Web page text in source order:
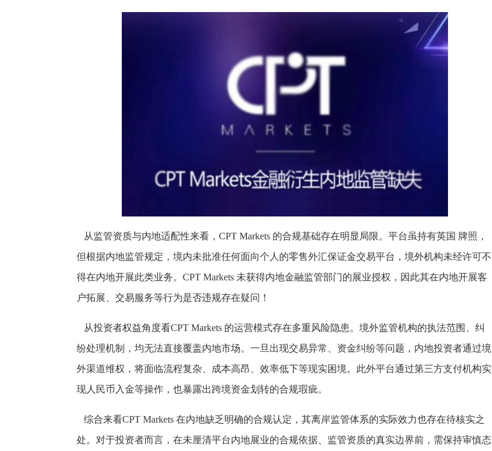
从监管资质与内地适配性来看，CPT Markets 的合规基础存在明显局限。平台虽持有英国 牌照，
但根据内地监管规定，境内未批准任何面向个人的零售外汇保证金交易平台，境外机构未经许可不
得在内地开展此类业务。CPT Markets 未获得内地金融监管部门的展业授权，因此其在内地开展客
户拓展、交易服务等行为是否违规存在疑问！
从投资者权益角度看CPT Markets 的运营模式存在多重风险隐患。境外监管机构的执法范围、纠
纷处理机制，均无法直接覆盖内地市场。一旦出现交易异常、资金纠纷等问题，内地投资者通过境
外渠道维权，将面临流程复杂、成本高昂、效率低下等现实困境。此外平台通过第三方支付机构实
现人民币入金等操作，也暴露出跨境资金划转的合规瑕疵。
综合来看CPT Markets 在内地缺乏明确的合规认定，其离岸监管体系的实际效力也存在待核实之
处。对于投资者而言，在未厘清平台内地展业的合规依据、监管资质的真实边界前，需保持审慎态